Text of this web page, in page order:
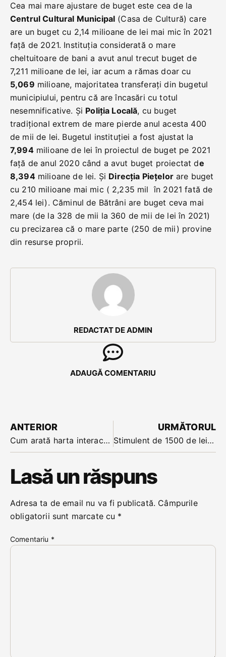
REDACTAT DE ADMIN
ADAUGĂ COMENTARIU
Cea mai mare ajustare de buget este cea de la
Centrul Cultural Municipal (Casa de Cultură) care
are un buget cu 2,14 milioane de lei mai mic în 2021
față de 2021. Instituția considerată o mare
cheltuitoare de bani a avut anul trecut buget de
7,211 milioane de lei, iar acum a rămas doar cu
5,069 milioane, majoritatea transferați din bugetul
municipiului, pentru că are încasări cu totul
nesemnificative. Și Poliția Locală, cu buget
tradițional extrem de mare pierde anul acesta 400
de mii de lei. Bugetul instituției a fost ajustat la
7,994milioane de lei în proiectul de buget pe 2021
față de anul 2020 când a avut buget proiectat de
8,394milioane de lei. Și Direcția Piețelorare buget
cu 210 milioane mai mic ( 2,235 mil în 2021 fată de
2,454 lei). Căminul de Bătrâni are buget ceva mai
mare (de la 328 de mii la 360 de mii de lei în 2021)
cu precizarea că o mare parte (250 de mii) provine
din resurse proprii.
ANTERIOR
Cum arată harta interactivă a incidenței și restricțiilor din Bistrița-Năsăud. O echipă de FSEGA (UBB) a realizat harta naționala upgradată zilnic
URMĂTORUL
Stimulent de 1500 de lei lunar pentru părinții care se reîntorc la muncă mai devreme de 6 luni, adoptat astăzi de Guvern. Câți beneficiari ar putea fi în județ
Lasă un răspuns
Adresa ta de email nu va fi publicată. Câmpurile
obligatorii sunt marcate cu *
Comentariu *